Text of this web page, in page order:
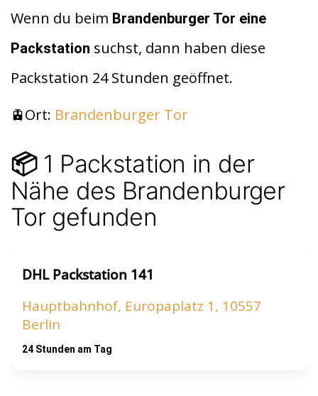
d
di
t
at
s
A
p
p
le
n
Wenn du beim Brandenburger Tor eine
Packstation suchst, dann haben diese
Packstation 24 Stunden geöffnet.
🚊Ort: Brandenburger Tor
📦1 Packstation in der
Nähe des Brandenburger
Tor gefunden
DHL Packstation 141
Hauptbahnhof, Europaplatz 1, 10557
Berlin
24 Stunden am Tag